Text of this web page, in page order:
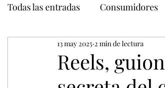
Todas las entradas Consumidores
Marketing Negocio
Reels,
13 may 2025 2 min de lectura